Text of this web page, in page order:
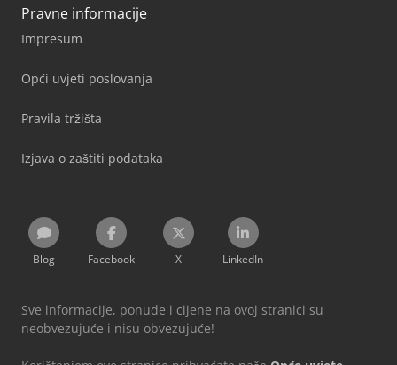
Pravne informacije
Impresum
Opći uvjeti poslovanja
Pravila tržišta
Izjava o zaštiti podataka
Blog Facebook X LinkedIn
Sve informacije, ponude i cijene na ovoj stranici su
neobvezujuće i nisu obvezujuće!